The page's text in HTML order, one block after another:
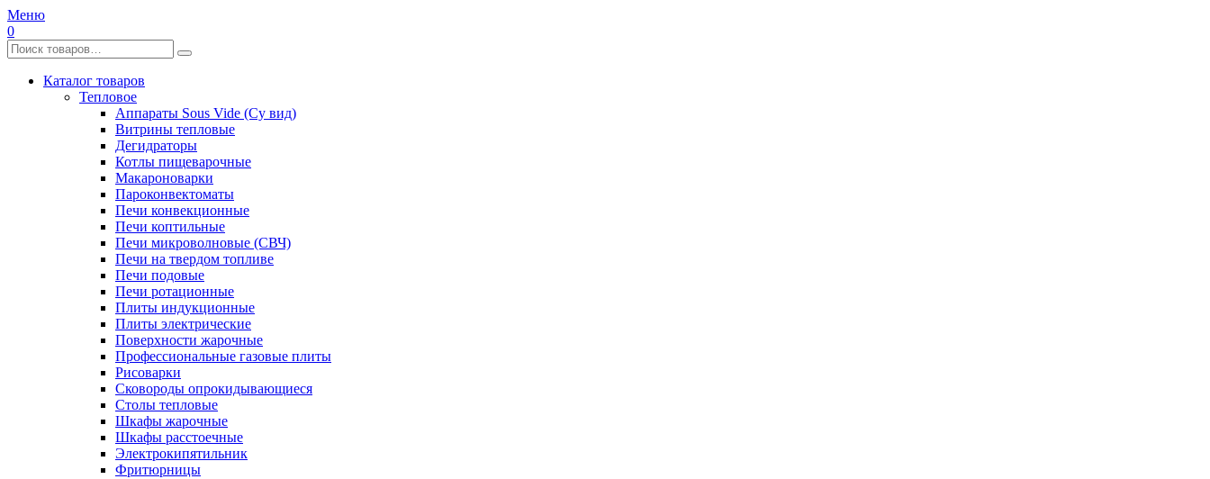
Меню
0
Каталог товаров
Тепловое
Аппараты Sous Vide (Су вид)
Витрины тепловые
Дегидраторы
Котлы пищеварочные
Макароноварки
Пароконвектоматы
Печи конвекционные
Печи коптильные
Печи микроволновые (СВЧ)
Печи на твердом топливе
Печи подовые
Печи ротационные
Плиты индукционные
Плиты электрические
Поверхности жарочные
Профессиональные газовые плиты
Рисоварки
Сковороды опрокидывающиеся
Столы тепловые
Шкафы жарочные
Шкафы расстоечные
Электрокипятильник
Фритюрницы